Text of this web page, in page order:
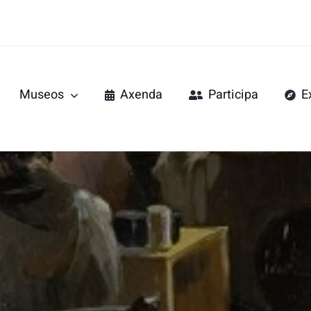
Museos
Mar Pazo de Tor
Axenda Participa